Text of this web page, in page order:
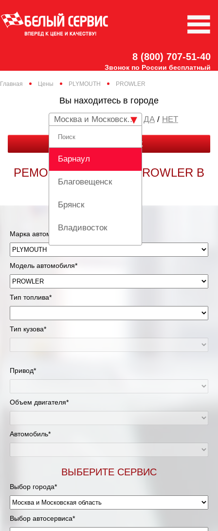
8 (800) 707-51-40
Звонок по России бесплатный
Главная Цены PLYMOUTH PROWLER
Вы находитесь в городе
Москва и Московская область
Барнаул
Благовещенск
Брянск
Владивосток
Екатеринбург
Киров
Москва и Московская область
Мурманск
Нижний Новгород
Новосибирск
/ НЕТ
ЗАКАЗАТЬ ЗВОНОК
РЕМОНТ PLYMOUTH PROWLER В
МОСКВЕ
Марка автомобиля*
Модель автомобиля*
Тип топлива*
Тип кузова*
Привод*
Объем двигателя*
Автомобиль*
ВЫБЕРИТЕ СЕРВИС
Выбор города*
Выбор автосервиса*